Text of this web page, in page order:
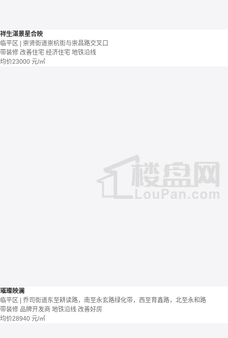
祥生湛景星合映
临平区 | 崇贤街道崇杭街与崇昌路交叉口
带装修 改善住宅 经济住宅 地铁沿线
均价23000 元/㎡
璀璨映澜
临平区 | 乔司街道东至耕读路，南至永玄路绿化带，西至育鑫路，北至永和路
带装修 品牌开发商 地铁沿线 改善好房
均价28940 元/㎡